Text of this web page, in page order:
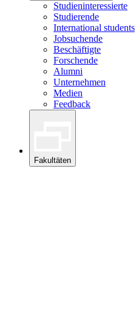
Studieninteressierte
Studierende
International students
Jobsuchende
Beschäftigte
Forschende
Alumni
Unternehmen
Medien
Feedback
Fakultäten